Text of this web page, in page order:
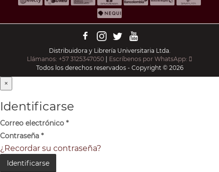
Distribuidora y Librería Universitaria Ltda.
Llámanos: +57 3125347050 | Escríbenos por WhatsApp:
Todos los derechos reservados - Copyright © 2026
×
Identificarse
Correo electrónico *
Contraseña *
¿Recordar su contraseña?
Identificarse